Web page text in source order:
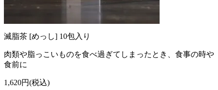
滅脂茶 [めっし] 10包入り
肉類や脂っこいものを食べ過ぎてしまったとき、食事の時や
食前に
1,620円(税込)